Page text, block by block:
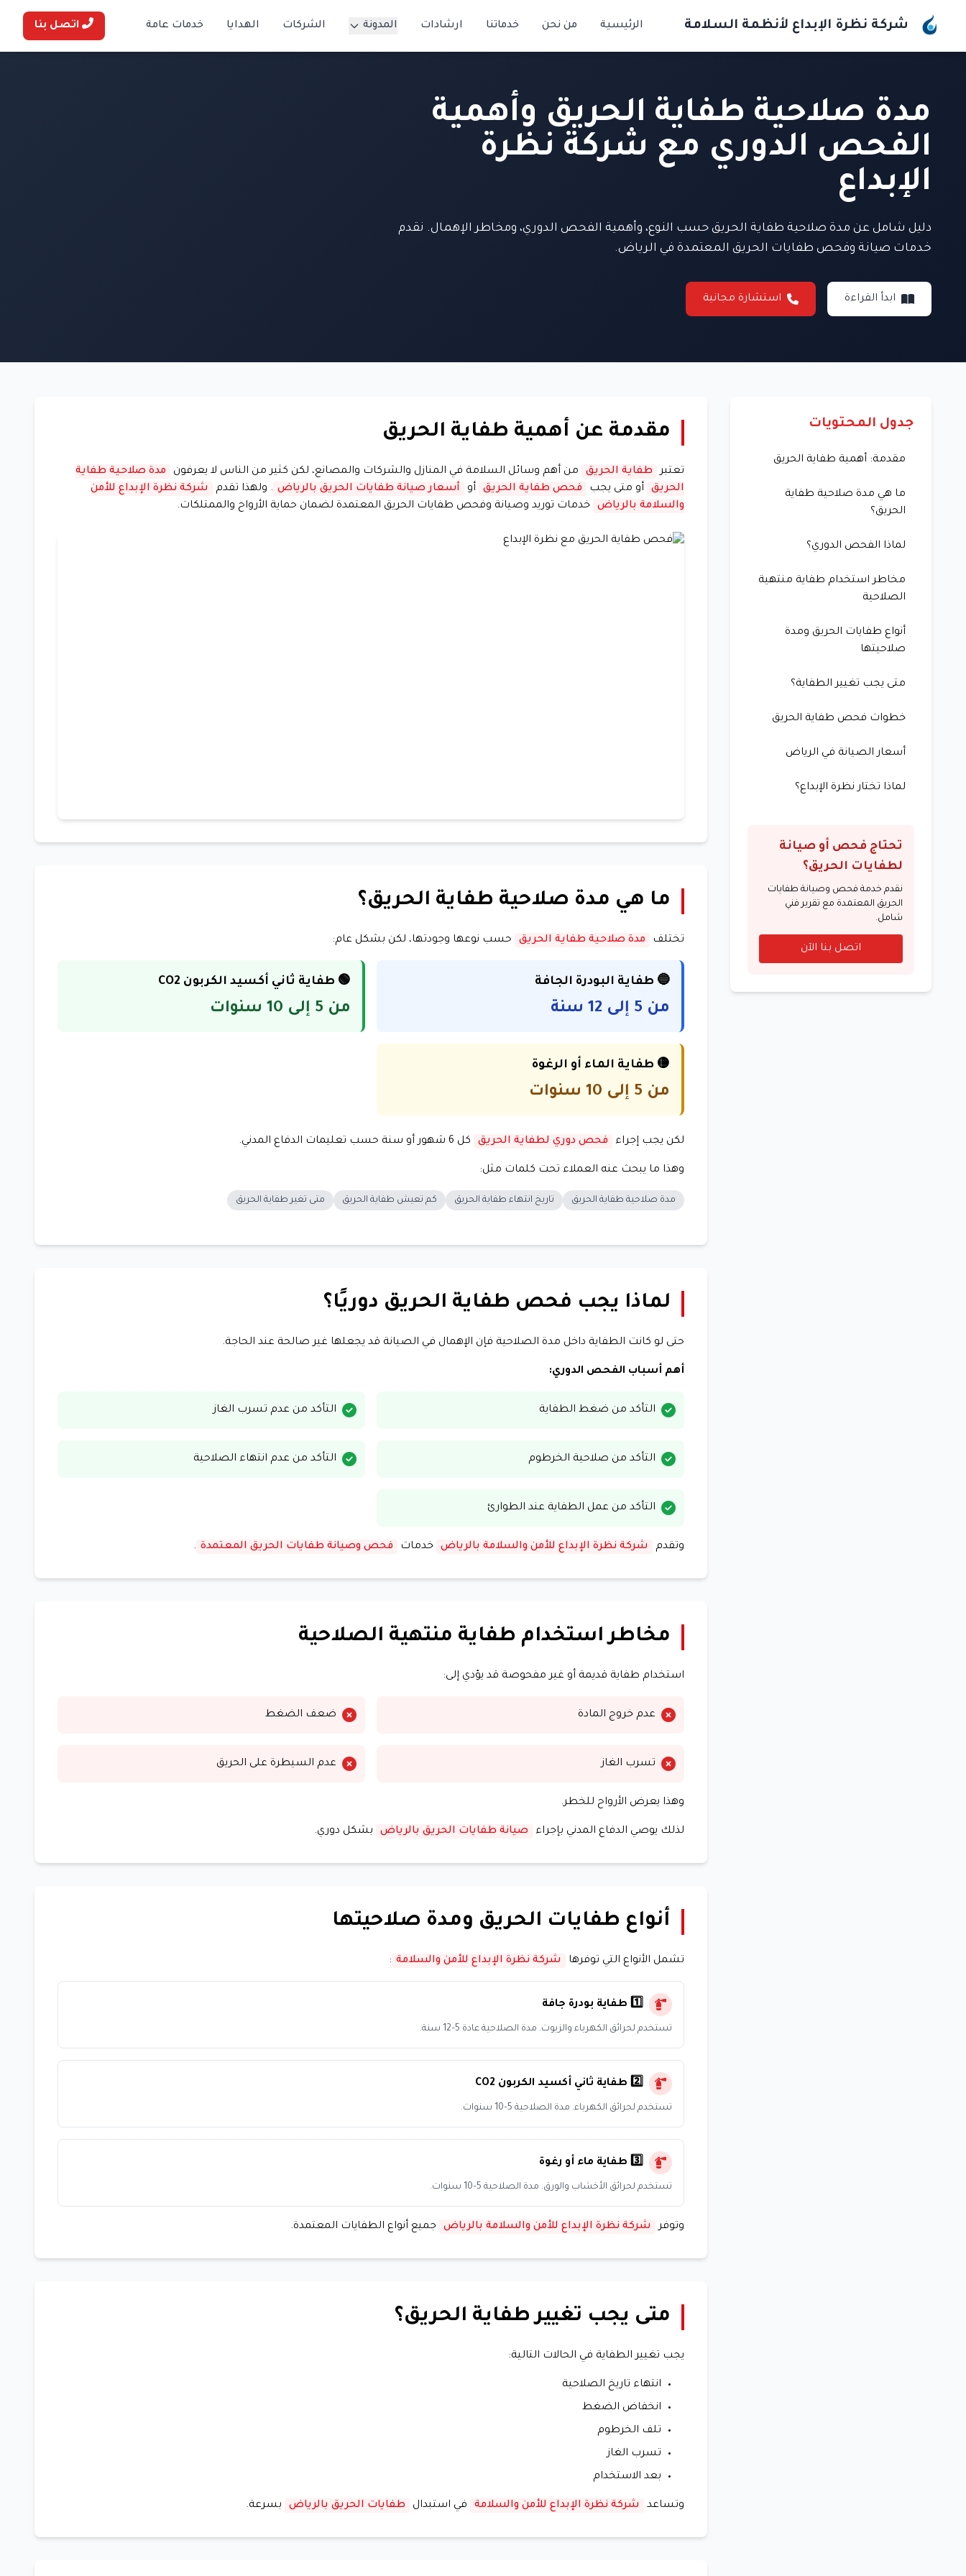
شركة نظرة الإبداع لأنظمة السلامة الرئيسية من نحن خدماتنا ارشادات المدونة الشركات الهدايا خدمات عامة اتصل بنا
مدة صلاحية طفاية الحريق وأهمية
الفحص الدوري مع شركة نظرة
الإبداع
دليل شامل عن مدة صلاحية طفاية الحريق حسب النوع، وأهمية الفحص الدوري، ومخاطر الإهمال. نقدم
خدمات صيانة وفحص طفايات الحريق المعتمدة في الرياض.
ابدأ القراءة استشارة مجانية
جدول المحتويات
مقدمة: أهمية طفاية الحريق
ما هي مدة صلاحية طفاية
الحريق؟
لماذا الفحص الدوري؟
مخاطر استخدام طفاية منتهية
الصلاحية
أنواع طفايات الحريق ومدة
صلاحيتها
متى يجب تغيير الطفاية؟
خطوات فحص طفاية الحريق
أسعار الصيانة في الرياض
لماذا تختار نظرة الإبداع؟
تحتاج فحص أو صيانة
لطفايات الحريق؟
نقدم خدمة فحص وصيانة طفايات
الحريق المعتمدة مع تقرير فني
شامل.
اتصل بنا الآن
مقدمة عن أهمية طفاية الحريق
تعتبر طفاية الحريق من أهم وسائل السلامة في المنازل والشركات والمصانع، لكن كثير من الناس لا يعرفون
مدة صلاحية طفاية
الحريق
أو متى يجب فحص طفاية الحريق أو أسعار صيانة طفايات الحريق بالرياض . ولهذا تقدم
شركة نظرة الإبداع للأمن
والسلامة بالرياض
خدمات توريد وصيانة وفحص طفايات الحريق المعتمدة لضمان حماية الأرواح والممتلكات.
ما هي مدة صلاحية طفاية الحريق؟
تختلف مدة صلاحية طفاية الحريق حسب نوعها وجودتها، لكن بشكل عام:
🔵 طفاية البودرة الجافة
من 5 إلى 12 سنة
🟢 طفاية ثاني أكسيد الكربون CO2
من 5 إلى 10 سنوات
🟡 طفاية الماء أو الرغوة
من 5 إلى 10 سنوات
لكن يجب إجراء فحص دوري لطفاية الحريق كل 6 شهور أو سنة حسب تعليمات الدفاع المدني.
وهذا ما يبحث عنه العملاء تحت كلمات مثل:
مدة صلاحية طفاية الحريق تاريخ انتهاء طفاية الحريق كم تعيش طفاية الحريق متى تغير طفاية الحريق
لماذا يجب فحص طفاية الحريق دوريًا؟
حتى لو كانت الطفاية داخل مدة الصلاحية فإن الإهمال في الصيانة قد يجعلها غير صالحة عند الحاجة.
أهم أسباب الفحص الدوري:
التأكد من ضغط الطفاية التأكد من عدم تسرب الغاز
التأكد من صلاحية الخرطوم التأكد من عدم انتهاء الصلاحية
التأكد من عمل الطفاية عند الطوارئ
وتقدم شركة نظرة الإبداع للأمن والسلامة بالرياض خدمات فحص وصيانة طفايات الحريق المعتمدة .
مخاطر استخدام طفاية منتهية الصلاحية
استخدام طفاية قديمة أو غير مفحوصة قد يؤدي إلى:
عدم خروج المادة ضعف الضغط
تسرب الغاز عدم السيطرة على الحريق
وهذا يعرض الأرواح للخطر.
لذلك يوصي الدفاع المدني بإجراء صيانة طفايات الحريق بالرياض بشكل دوري.
أنواع طفايات الحريق ومدة صلاحيتها
تشمل الأنواع التي توفرها شركة نظرة الإبداع للأمن والسلامة :
1️⃣ طفاية بودرة جافة
تستخدم لحرائق الكهرباء والزيوت. مدة الصلاحية عادة 5–12 سنة.
2️⃣ طفاية ثاني أكسيد الكربون CO2
تستخدم لحرائق الكهرباء. مدة الصلاحية 5–10 سنوات.
3️⃣ طفاية ماء أو رغوة
تستخدم لحرائق الأخشاب والورق. مدة الصلاحية 5–10 سنوات.
وتوفر شركة نظرة الإبداع للأمن والسلامة بالرياض جميع أنواع الطفايات المعتمدة.
متى يجب تغيير طفاية الحريق؟
يجب تغيير الطفاية في الحالات التالية:
انتهاء تاريخ الصلاحية
انخفاض الضغط
تلف الخرطوم
تسرب الغاز
بعد الاستخدام
وتساعد شركة نظرة الإبداع للأمن والسلامة في استبدال طفايات الحريق بالرياض بسرعة.